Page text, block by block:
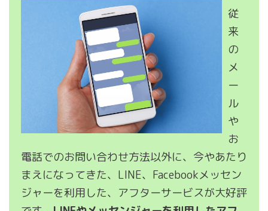
従
来
の
メ
ー
ル
や
お
電話でのお問い合わせ方法以外に、今やあたり
まえになってきた、LINE、Facebookメッセン
ジャーを利用した、アフターサービスが大好評